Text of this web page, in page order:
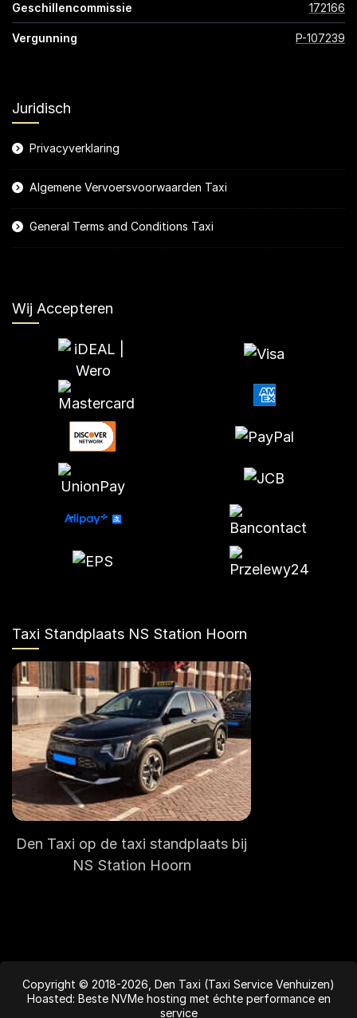
Geschillencommissie 172166
Vergunning P-107239
Juridisch
Privacyverklaring
Algemene Vervoersvoorwaarden Taxi
General Terms and Conditions Taxi
Wij Accepteren
Taxi Standplaats NS Station Hoorn
Den Taxi op de taxi standplaats bij
NS Station Hoorn
Copyright © 2018-2026, Den Taxi (Taxi Service Venhuizen)
Hoasted: Beste NVMe hosting met échte performance en
service